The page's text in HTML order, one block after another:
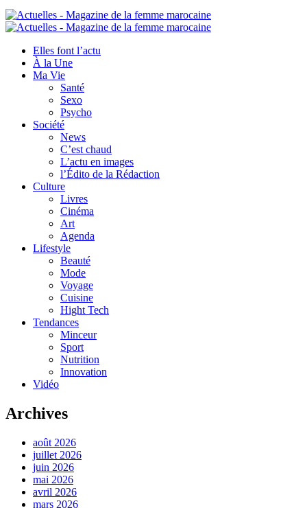
Elles font l’actu
À la Une
Ma Vie
Santé
Sexo
Psycho
Société
News
C’est chaud
L’actu en images
l’Édito de la Rédaction
Culture
Livres
Cinéma
Art
Agenda
Lifestyle
Beauté
Mode
Voyage
Cuisine
Hight Tech
Tendances
Minceur
Sport
Nutrition
Innovation
Vidéo
Archives
août 2026
juillet 2026
juin 2026
mai 2026
avril 2026
mars 2026